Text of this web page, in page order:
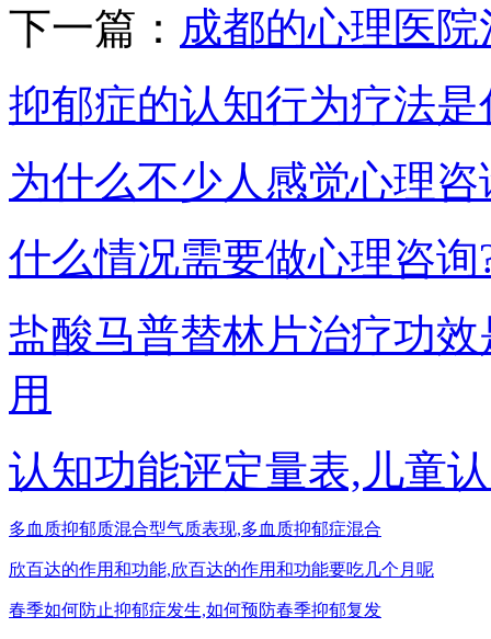
下一篇： 成都的心理医
抑郁症的认知行为疗法
为什么不少人感觉心理
什么情况需要做心理咨询
盐酸马普替林片治疗功
用
认知功能评定量表,儿童
多血质抑郁质混合型气质表现,多血质抑郁症混合
欣百达的作用和功能,欣百达的作用和功能要吃几个月呢
春季如何防止抑郁症发生,如何预防春季抑郁复发